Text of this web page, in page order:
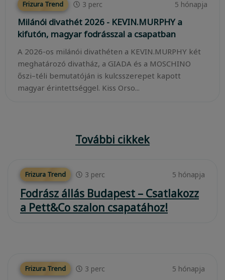
Frizura Trend 3 perc 5 hónapja
Milánói divathét 2026 - KEVIN.MURPHY a
kifutón, magyar fodrásszal a csapatban
A 2026-os milánói divathéten a KEVIN.MURPHY két
meghatározó divatház, a GIADA és a MOSCHINO
őszi–téli bemutatóján is kulcsszerepet kapott
magyar érintettséggel. Kiss Orso...
További cikkek
Frizura Trend 3 perc 5 hónapja
Fodrász állás Budapest – Csatlakozz
a Pett&Co szalon csapatához!
Frizura Trend 3 perc 5 hónapja